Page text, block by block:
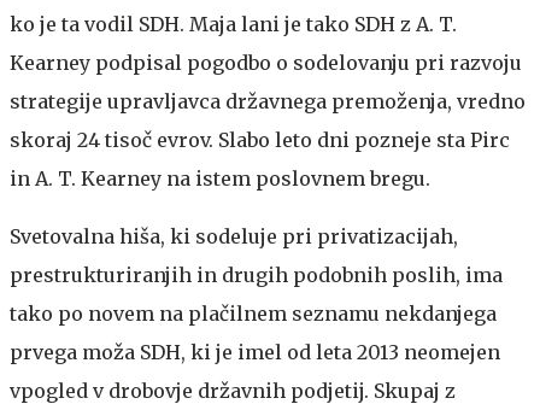
ko je ta vodil SDH. Maja lani je tako SDH z A. T.
Kearney podpisal pogodbo o sodelovanju pri razvoju
strategije upravljavca državnega premoženja, vredno
skoraj 24 tisoč evrov. Slabo leto dni pozneje sta Pirc
in A. T. Kearney na istem poslovnem bregu.
Svetovalna hiša, ki sodeluje pri privatizacijah,
prestrukturiranjih in drugih podobnih poslih, ima
tako po novem na plačilnem seznamu nekdanjega
prvega moža SDH, ki je imel od leta 2013 neomejen
vpogled v drobovje državnih podjetij. Skupaj z